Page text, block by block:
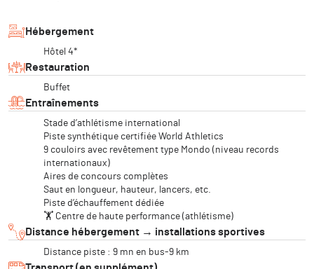
Hébergement
Hôtel 4*
Restauration
Buffet
Entraînements
Stade d’athlétisme international
Piste synthétique certifiée World Athletics
9 couloirs avec revêtement type Mondo (niveau records
internationaux)
Aires de concours complètes
Saut en longueur, hauteur, lancers, etc.
Piste d’échauffement dédiée
🏋️ Centre de haute performance (athlétisme)
Distance hébergement → installations sportives
Distance piste : 9 mn en bus-9 km